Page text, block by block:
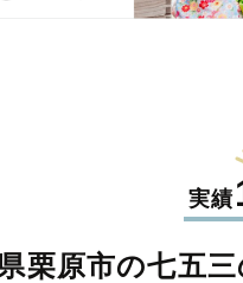
実績
栗原市の七五三